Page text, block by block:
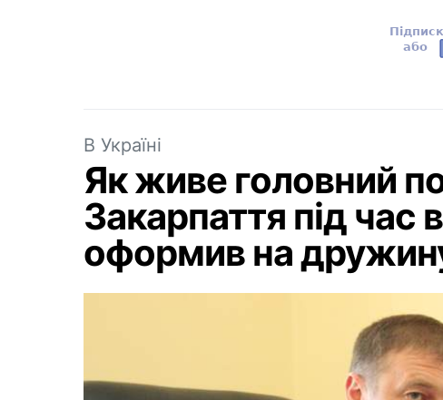
В Україні
Як живе головний
Закарпаття під час
оформив на